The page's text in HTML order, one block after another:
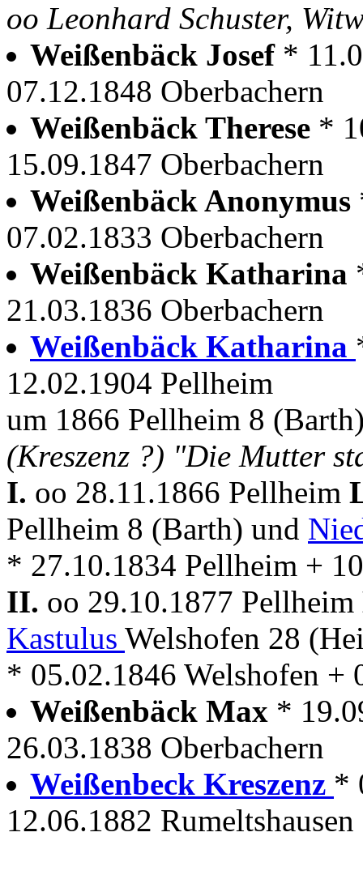
oo Leonhard Schuster,
Weißenbäck Josef *
07.12.1848 Oberbachern
Weißenbäck Therese *
15.09.1847 Oberbachern
Weißenbäck Anonymus
07.02.1833 Oberbachern
Weißenbäck Katharina
21.03.1836 Oberbachern
Weißenbäck Katharina
12.02.1904 Pellheim
um 1866 Pellheim 8
(Kreszenz ?) "Die Mutter
I. oo 28.11.1866 Pellheim
Pellheim 8 (Barth) und
* 27.10.1834 Pellheim +
II. oo 29.10.1877 Pellheim
Kastulus Welshofen 28
* 05.02.1846 Welshofen +
Weißenbäck Max *
26.03.1838 Oberbachern
Weißenbeck Kreszenz *
12.06.1882 Rumeltshausen